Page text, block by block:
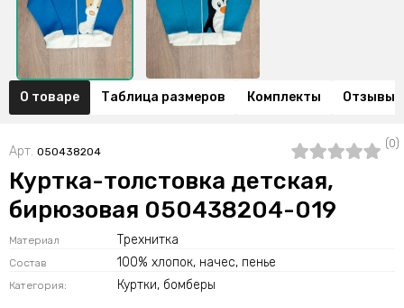
О товаре Таблица размеров Комплекты Отзывы
Арт. 050438204
(0)
Куртка-толстовка детская,
бирюзовая 050438204-019
Материал Трехнитка
Состав 100% хлопок, начес, пенье
Категория: Куртки, бомберы